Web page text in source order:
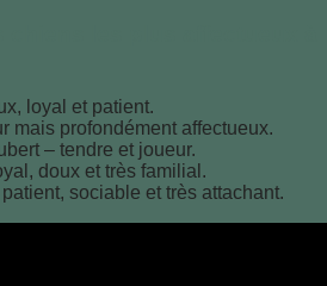
loyal et patient.
mais profondément affectueux.
– tendre et joueur.
doux et très familial.
sociable et très attachant.